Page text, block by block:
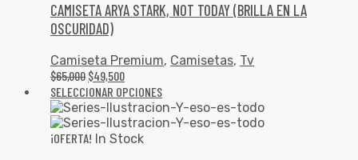
CAMISETA ARYA STARK, NOT TODAY (BRILLA EN LA
OSCURIDAD)
Camiseta Premium, Camisetas, Tv
$65,000 $49,500
SELECCIONAR OPCIONES
¡OFERTA! In Stock